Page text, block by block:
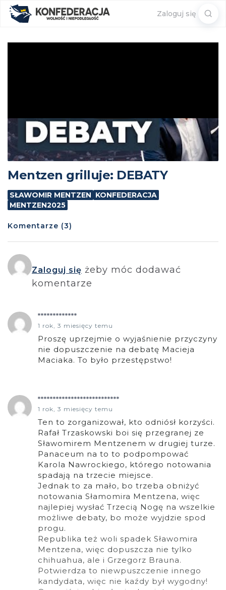
Zaloguj się
Mentzen grilluje: DEBATY
SŁAWOMIR MENTZEN KONFEDERACJA
MENTZEN2025
Komentarze (3)
Zaloguj się żeby móc dodawać
komentarze
*************
1 rok, 3 miesięcy temu
Proszę uprzejmie o wyjaśnienie przyczyny
nie dopuszczenie na debatę Macieja
Maciaka. To było przestępstwo!
***************************
1 rok, 3 miesięcy temu
Ten to zorganizował, kto odniósł korzyści.
Rafał Trzaskowski boi się przegranej ze
Sławomirem Mentzenem w drugiej turze.
Panaceum na to to podpompować
Karola Nawrockiego, którego notowania
spadają na trzecie miejsce.
Jednak to za mało, bo trzeba obniżyć
notowania Słamomira Mentzena, więc
najlepiej wysłać Trzecią Nogę na wszelkie
możliwe debaty, bo może wyjdzie spod
progu.
Republika też woli spadek Sławomira
Mentzena, więc dopuszcza nie tylko
chihuahua, ale i Grzegorz Brauna.
Potwierdza to niewpuszczenie innego
kandydata, więc nie kaźdy był wygodny!